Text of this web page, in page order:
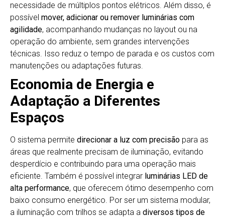
necessidade de múltiplos pontos elétricos. Além disso, é
possível mover, adicionar ou remover luminárias com
agilidade, acompanhando mudanças no layout ou na
operação do ambiente, sem grandes intervenções
técnicas. Isso reduz o tempo de parada e os custos com
manutenções ou adaptações futuras.
Economia de Energia e
Adaptação a Diferentes
Espaços
O sistema permite direcionar a luz com precisão para as
áreas que realmente precisam de iluminação, evitando
desperdício e contribuindo para uma operação mais
eficiente. Também é possível integrar luminárias LED de
alta performance, que oferecem ótimo desempenho com
baixo consumo energético. Por ser um sistema modular,
a iluminação com trilhos se adapta a diversos tipos de